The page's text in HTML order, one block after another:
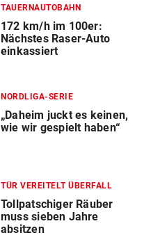
TAUERNAUTOBAHN
172 km/h im 100er:
Nächstes Raser-Auto
einkassiert
NORDLIGA-SERIE
„Daheim juckt es keinen,
wie wir gespielt haben“
TÜR VEREITELT ÜBERFALL
Tollpatschiger Räuber
muss sieben Jahre
absitzen